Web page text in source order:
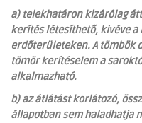
a) telekhatáron kizárólag
kerítés létesíthető, kivéve a
erdőterületeken. A tömbök
tömör kerítéselem a
alkalmazható.
b) az átlátást korlátozó,
állapotban sem haladhatja